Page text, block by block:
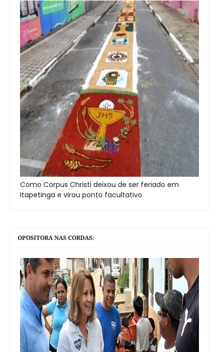
Como Corpus Christi deixou de ser feriado em
Itapetinga e virou ponto facultativo
OPOSITORA NAS CORDAS: